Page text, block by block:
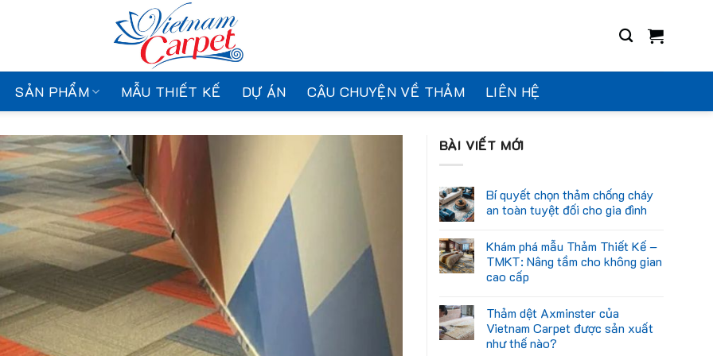
SẢN PHẨM MẪU THIẾT KẾ DỰ ÁN CÂU CHUYỆN VỀ THẢM LIÊN HỆ
BÀI VIẾT MỚI
Bí quyết chọn thảm chống cháy
an toàn tuyệt đối cho gia đình
Khám phá mẫu Thảm Thiết Kế –
TMKT: Nâng tầm cho không gian
cao cấp
Thảm dệt Axminster của
Vietnam Carpet được sản xuất
như thế nào?